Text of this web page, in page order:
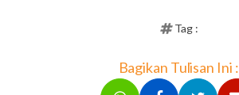
Tag :
Bagikan Tulisan Ini :